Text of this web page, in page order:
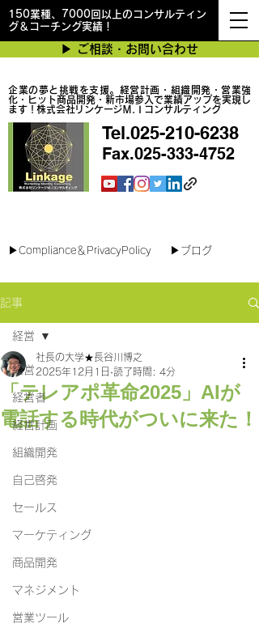
150業種、7000回以上のコンサルティン
グ＆コーチング実績！
企業の夢と挑戦を支援。経営計画・組織開発・営業強
化・ヒット商品開発・新市場参入で業績アップを実現し
ます！株式会社リンケージＭ.Ｉコンサルティング
▶︎ ご相談・お問い合わせ
Tel.025-210-6238
Fax.025-333-4752
▶︎Compliance＆PrivacyPolicy ▶︎ブログ
記事
経営
経営者
経営計画
組織開発
自己啓発
セールス
マーケティング
商品開発
マネジメント
営業ツール
経営
「テレアポ革命2025」AIが
電話する時代がついに来た！
社長の大学★長谷川博之
2025年12月1日 読了時間: 4分